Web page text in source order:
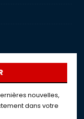
nouvelles,
dans votre